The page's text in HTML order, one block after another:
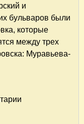
и
бульваров были
которые
между трех
Муравьева-